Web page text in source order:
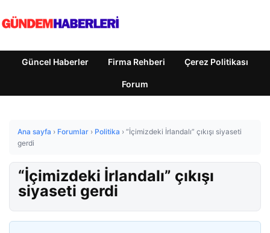
Güncel Haberler Firma Rehberi Çerez Politikası
Forum
Ana sayfa › Forumlar › Politika › “İçimizdeki İrlandalı” çıkışı siyaseti
gerdi
“İçimizdeki İrlandalı” çıkışı
siyaseti gerdi